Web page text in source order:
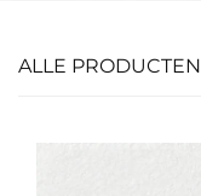
ALLE PRODUCTEN